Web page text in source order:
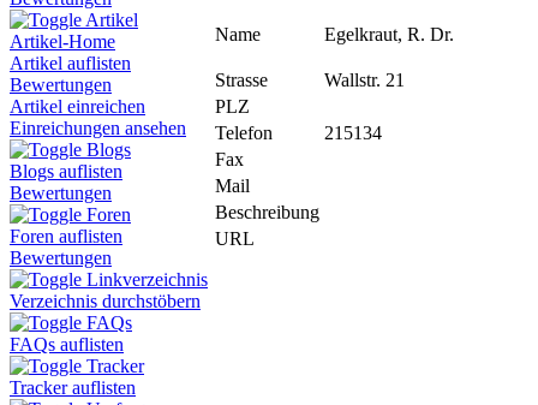
Artikel
Artikel-Home
Artikel auflisten
Bewertungen
Artikel einreichen
Einreichungen ansehen
Blogs
Blogs auflisten
Bewertungen
Foren
Foren auflisten
Bewertungen
Linkverzeichnis
Verzeichnis durchstöbern
FAQs
FAQs auflisten
Tracker
Tracker auflisten
Name Egelkraut, R. Dr.
Strasse
Wallstr. 21
PLZ
Telefon
215134
Fax
Mail
Beschreibung
URL